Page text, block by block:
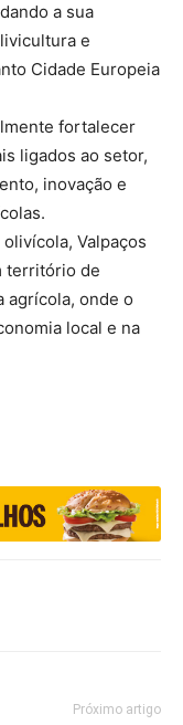
a sua
e
Cidade Europeia
fortalecer
ligados ao setor,
inovação e
Valpaços
território de
agrícola, onde o
local e na
Próximo artigo